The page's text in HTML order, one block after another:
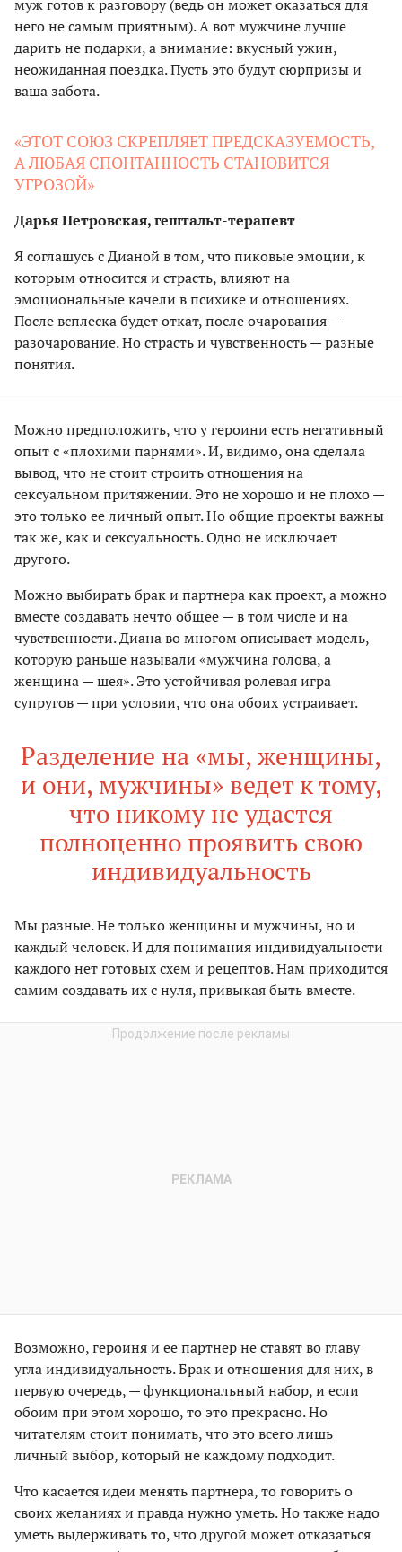
муж готов к разговору (ведь он может оказаться для
него не самым приятным). А вот мужчине лучше
дарить не подарки, а внимание: вкусный ужин,
неожиданная поездка. Пусть это будут сюрпризы и
ваша забота.
«ЭТОТ СОЮЗ СКРЕПЛЯЕТ ПРЕДСКАЗУЕМОСТЬ,
А ЛЮБАЯ СПОНТАННОСТЬ СТАНОВИТСЯ
УГРОЗОЙ»
Дарья Петровская, гештальт-терапевт
Я соглашусь с Дианой в том, что пиковые эмоции, к
которым относится и страсть, влияют на
эмоциональные качели в психике и отношениях.
После всплеска будет откат, после очарования —
разочарование. Но страсть и чувственность — разные
понятия.
Можно предположить, что у героини есть негативный
опыт с «плохими парнями». И, видимо, она сделала
вывод, что не стоит строить отношения на
сексуальном притяжении. Это не хорошо и не плохо —
это только ее личный опыт. Но общие проекты важны
так же, как и сексуальность. Одно не исключает
другого.
Можно выбирать брак и партнера как проект, а можно
вместе создавать нечто общее — в том числе и на
чувственности. Диана во многом описывает модель,
которую раньше называли «мужчина голова, а
женщина — шея». Это устойчивая ролевая игра
супругов — при условии, что она обоих устраивает.
Разделение на «мы, женщины,
и они, мужчины» ведет к тому,
что никому не удастся
полноценно проявить свою
индивидуальность
Мы разные. Не только женщины и мужчины, но и
каждый человек. И для понимания индивидуальности
каждого нет готовых схем и рецептов. Нам приходится
самим создавать их с нуля, привыкая быть вместе.
Возможно, героиня и ее партнер не ставят во главу
угла индивидуальность. Брак и отношения для них, в
первую очередь, — функциональный набор, и если
обоим при этом хорошо, то это прекрасно. Но
читателям стоит понимать, что это всего лишь
личный выбор, который не каждому подходит.
Что касается идеи менять партнера, то говорить о
своих желаниях и правда нужно уметь. Но также надо
уметь выдерживать то, что другой может отказаться